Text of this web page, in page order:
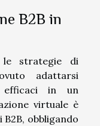
B2B in
le strategie di
adattarsi
efficaci in un
virtuale è
obbligando